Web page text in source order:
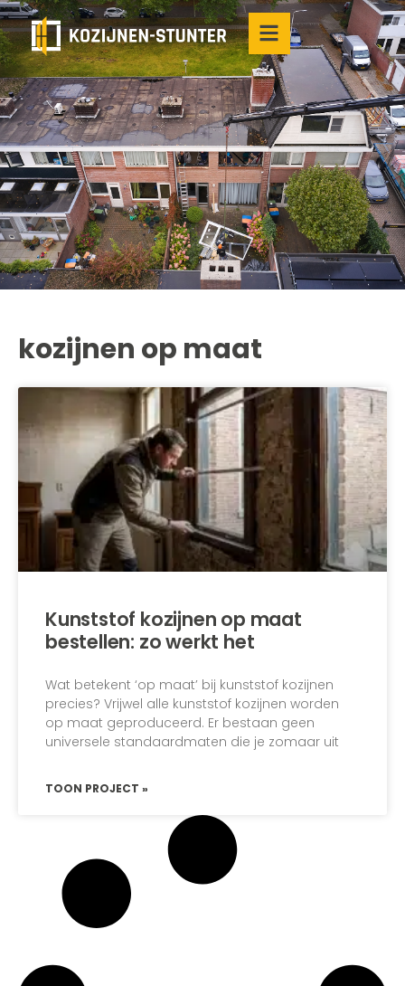
kozijnen op maat
Kunststof kozijnen op maat
bestellen: zo werkt het
Wat betekent ‘op maat’ bij kunststof kozijnen
precies? Vrijwel alle kunststof kozijnen worden
op maat geproduceerd. Er bestaan geen
universele standaardmaten die je zomaar uit
TOON PROJECT »